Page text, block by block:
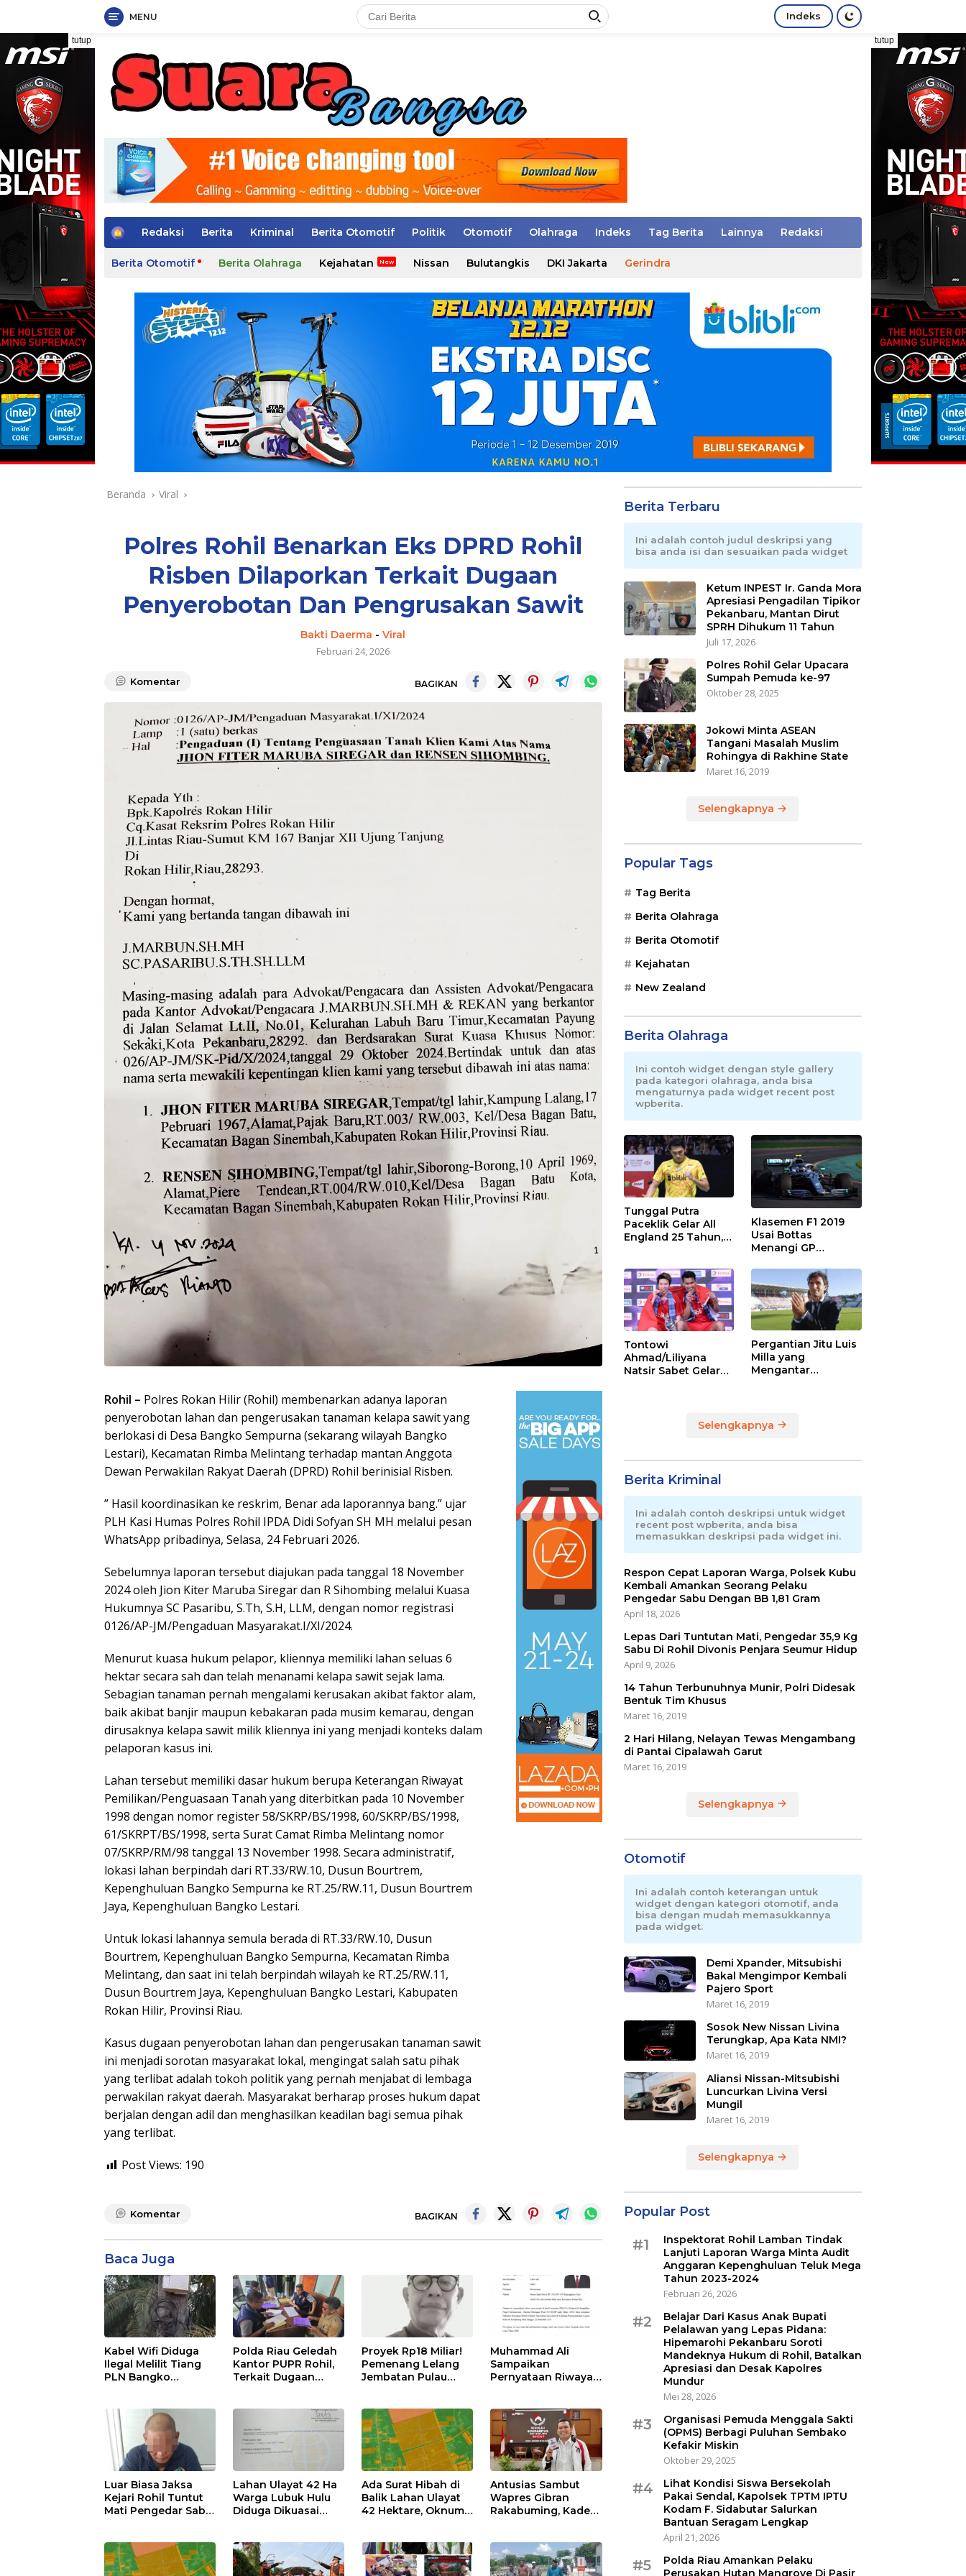
ke
MENU Indeks
tutup tutup
H
m
e
Redaksi Berita Kriminal Berita Otomotif Politik Otomotif Olahraga Indeks Tag Berita Lainnya Redaksi
Berita Otomotif Berita Olahraga Kejahatan Nissan Bulutangkis DKI Jakarta Gerindra
Beranda Viral
Polres Rohil Benarkan Eks DPRD Rohil
Risben Dilaporkan Terkait Dugaan
Penyerobotan Dan Pengrusakan Sawit
Bakti Daerma -Viral
Februari 24, 2026
Komentar BAGIKAN
Rohil – Polres Rokan Hilir (Rohil) membenarkan adanya laporan
penyerobotan lahan dan pengerusakan tanaman kelapa sawit yang
berlokasi di Desa Bangko Sempurna (sekarang wilayah Bangko
Lestari), Kecamatan Rimba Melintang terhadap mantan Anggota
Dewan Perwakilan Rakyat Daerah (DPRD) Rohil berinisial Risben.
” Hasil koordinasikan ke reskrim, Benar ada laporannya bang.” ujar
PLH Kasi Humas Polres Rohil IPDA Didi Sofyan SH MH melalui pesan
WhatsApp pribadinya, Selasa, 24 Februari 2026.
Sebelumnya laporan tersebut diajukan pada tanggal 18 November
2024 oleh Jion Kiter Maruba Siregar dan R Sihombing melalui Kuasa
Hukumnya SC Pasaribu, S.Th, S.H, LLM, dengan nomor registrasi
0126/AP-JM/Pengaduan Masyarakat.I/XI/2024.
Menurut kuasa hukum pelapor, kliennya memiliki lahan seluas 6
hektar secara sah dan telah menanami kelapa sawit sejak lama.
Sebagian tanaman pernah mengalami kerusakan akibat faktor alam,
baik akibat banjir maupun kebakaran pada musim kemarau, dengan
dirusaknya kelapa sawit milik kliennya ini yang menjadi konteks dalam
pelaporan kasus ini.
Lahan tersebut memiliki dasar hukum berupa Keterangan Riwayat
Pemilikan/Penguasaan Tanah yang diterbitkan pada 10 November
1998 dengan nomor register 58/SKRP/BS/1998, 60/SKRP/BS/1998,
61/SKRPT/BS/1998, serta Surat Camat Rimba Melintang nomor
07/SKRP/RM/98 tanggal 13 November 1998. Secara administratif,
lokasi lahan berpindah dari RT.33/RW.10, Dusun Bourtrem,
Kepenghuluan Bangko Sempurna ke RT.25/RW.11, Dusun Bourtrem
Jaya, Kepenghuluan Bangko Lestari.
Untuk lokasi lahannya semula berada di RT.33/RW.10, Dusun
Bourtrem, Kepenghuluan Bangko Sempurna, Kecamatan Rimba
Melintang, dan saat ini telah berpindah wilayah ke RT.25/RW.11,
Dusun Bourtrem Jaya, Kepenghuluan Bangko Lestari, Kabupaten
Rokan Hilir, Provinsi Riau.
Kasus dugaan penyerobotan lahan dan pengerusakan tanaman sawit
ini menjadi sorotan masyarakat lokal, mengingat salah satu pihak
yang terlibat adalah tokoh politik yang pernah menjabat di lembaga
perwakilan rakyat daerah. Masyarakat berharap proses hukum dapat
berjalan dengan adil dan menghasilkan keadilan bagi semua pihak
yang terlibat.
Post Views: 190
Komentar BAGIKAN
Baca Juga
Kabel Wifi Diduga
Ilegal Melilit Tiang
PLN Bangko
APH Segera Ditindak
Polda Riau Geledah
Kantor PUPR Rohil,
Terkait Dugaan
Proyek Rp18 Miliar!
Pemenang Lelang
Jembatan Pulau
Transparansi
Dipertanyakan
Muhammad Ali
Sampaikan
Pernyataan Riwayat
Luar Biasa Jaksa
Kejari Rohil Tuntut
Mati Pengedar Sabu
Lahan Ulayat 42 Ha
Warga Lubuk Hulu
Diduga Dikuasai
Minta BPN & Polisi
Usut Tuntas
Ada Surat Hibah di
Balik Lahan Ulayat
42 Hektare, Oknum
Beli
Antusias Sambut
Wapres Gibran
Rakabuming, Kader
Kemajuan Rokan
Hilir
Berita Terbaru
Ini adalah contoh judul deskripsi yang
bisa anda isi dan sesuaikan pada widget
Ketum INPEST Ir. Ganda Mora
Apresiasi Pengadilan Tipikor
Pekanbaru, Mantan Dirut
SPRH Dihukum 11 Tahun
Juli 17, 2026
Polres Rohil Gelar Upacara
Sumpah Pemuda ke-97
Oktober 28, 2025
Jokowi Minta ASEAN
Tangani Masalah Muslim
Rohingya di Rakhine State
Maret 16, 2019
Selengkapnya
Popular Tags
Tag Berita
Berita Olahraga
Berita Otomotif
Kejahatan
New Zealand
Berita Olahraga
Ini contoh widget dengan style gallery
pada kategori olahraga, anda bisa
mengaturnya pada widget recent post
wpberita.
Tunggal Putra
Paceklik Gelar All
England 25 Tahun,
Klasemen F1 2019
Usai Bottas
Menangi GP
Tontowi
Ahmad/Liliyana
Natsir Sabet Gelar
Pergantian Jitu Luis
Milla yang
Mengantar
Selengkapnya
Berita Kriminal
Ini adalah contoh deskripsi untuk widget
recent post wpberita, anda bisa
memasukkan deskripsi pada widget ini.
Respon Cepat Laporan Warga, Polsek Kubu
Kembali Amankan Seorang Pelaku
Pengedar Sabu Dengan BB 1,81 Gram
April 18, 2026
Lepas Dari Tuntutan Mati, Pengedar 35,9 Kg
Sabu Di Rohil Divonis Penjara Seumur Hidup
April 9, 2026
14 Tahun Terbunuhnya Munir, Polri Didesak
Bentuk Tim Khusus
Maret 16, 2019
2 Hari Hilang, Nelayan Tewas Mengambang
di Pantai Cipalawah Garut
Maret 16, 2019
Selengkapnya
Otomotif
Ini adalah contoh keterangan untuk
widget dengan kategori otomotif, anda
bisa dengan mudah memasukkannya
pada widget.
Demi Xpander, Mitsubishi
Bakal Mengimpor Kembali
Pajero Sport
Maret 16, 2019
Sosok New Nissan Livina
Terungkap, Apa Kata NMI?
Maret 16, 2019
Aliansi Nissan-Mitsubishi
Luncurkan Livina Versi
Mungil
Maret 16, 2019
Selengkapnya
Popular Post
#1
Inspektorat Rohil Lamban Tindak
Lanjuti Laporan Warga Minta Audit
Anggaran Kepenghuluan Teluk Mega
Tahun 2023-2024
Februari 26, 2026
#2
Belajar Dari Kasus Anak Bupati
Pelalawan yang Lepas Pidana:
Hipemarohi Pekanbaru Soroti
Mandeknya Hukum di Rohil, Batalkan
Apresiasi dan Desak Kapolres
Mundur
Mei 28, 2026
#3
Organisasi Pemuda Menggala Sakti
(OPMS) Berbagi Puluhan Sembako
Kefakir Miskin
Oktober 29, 2025
#4
Lihat Kondisi Siswa Bersekolah
Pakai Sendal, Kapolsek TPTM IPTU
Kodam F. Sidabutar Salurkan
Bantuan Seragam Lengkap
April 21, 2026
#5
Polda Riau Amankan Pelaku
Perusakan Hutan Mangrove Di Pasir